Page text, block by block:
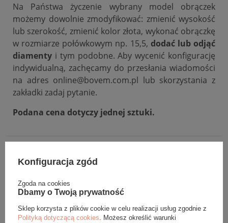
Na Państwa życzenie wybrany model obrączek
możemy dowolnie zmodyfikować: zmienić wysokość
lub szerokość, zmienić kolor złota, wykonać obrączkę
w rozmiarze połówkowym np. 15,5, dodać lub odjąć
diamenty i tym podobne. Aby wycenić konfigurację
indywidualną, zachęcamy do przesłania wiadomości
na adres online@bovem.com.pl lub skorzystania z
zakładki zadaj pytanie.
Podana cena dotyczy jednej sztuki.
GWARANCJA
Konfiguracja zgód
Zgoda na cookies
Dbamy o Twoją prywatność
Sklep korzysta z plików cookie w celu realizacji usług zgodnie z
Polityką dotyczącą cookies . Możesz określić warunki